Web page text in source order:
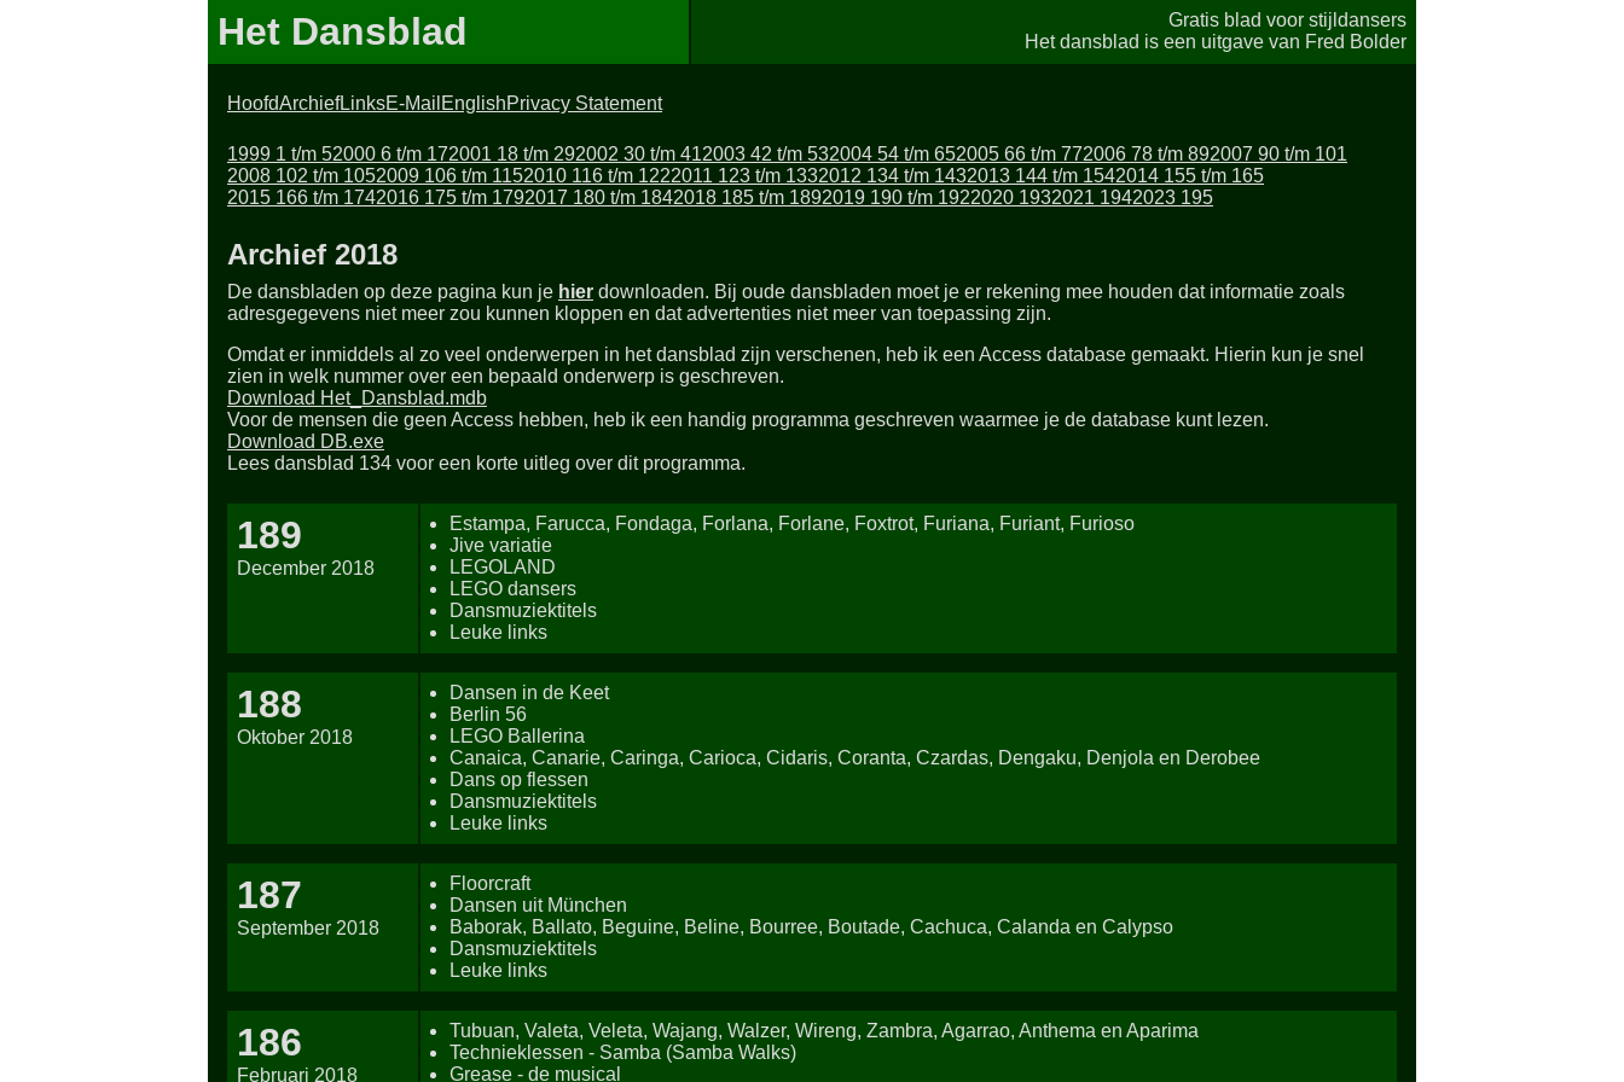
Het Dansblad
Gratis blad voor stijldansers
Het dansblad is een uitgave van Fred Bolder
HoofdArchiefLinksE-Mail EnglishPrivacy Statement
1999 1 t/m 52000 6 t/m 172001 18 t/m 292002 30 t/m 412003 42 t/m 532004 54 t/m 652005 66 t/m 772006 78 t/m 892007 90 t/m 101
2008 102 t/m 1052009 106 t/m 1152010 116 t/m 1222011 123 t/m 1332012 134 t/m 1432013 144 t/m 1542014 155 t/m 165
2015 166 t/m 1742016 175 t/m 1792017 180 t/m 1842018 185 t/m 1892019 190 t/m 1922020 1932021 1942023 195
Archief 2018
De dansbladen op deze pagina kun je hier downloaden. Bij oude dansbladen moet je er rekening mee houden dat informatie zoals
adresgegevens niet meer zou kunnen kloppen en dat advertenties niet meer van toepassing zijn.
Omdat er inmiddels al zo veel onderwerpen in het dansblad zijn verschenen, heb ik een Access database gemaakt. Hierin kun je snel
zien in welk nummer over een bepaald onderwerp is geschreven.
Download Het_Dansblad.mdb
Voor de mensen die geen Access hebben, heb ik een handig programma geschreven waarmee je de database kunt lezen.
Download DB.exe
Lees dansblad 134 voor een korte uitleg over dit programma.
189
December 2018
Estampa, Farucca, Fondaga, Forlana, Forlane, Foxtrot, Furiana, Furiant, Furioso
Jive variatie
LEGOLAND
LEGO dansers
Dansmuziektitels
Leuke links
188
Oktober 2018
Dansen in de Keet
Berlin 56
LEGO Ballerina
Canaica, Canarie, Caringa, Carioca, Cidaris, Coranta, Czardas, Dengaku, Denjola en Derobee
Dans op flessen
Dansmuziektitels
Leuke links
187
September 2018
Floorcraft
Dansen uit München
Baborak, Ballato, Beguine, Beline, Bourree, Boutade, Cachuca, Calanda en Calypso
Dansmuziektitels
Leuke links
186
Februari 2018
Tubuan, Valeta, Veleta, Wajang, Walzer, Wireng, Zambra, Agarrao, Anthema en Aparima
Technieklessen - Samba (Samba Walks)
Grease - de musical